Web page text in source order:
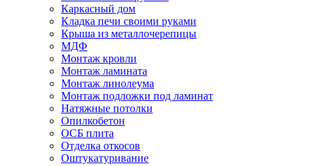
Каркасный дом
Кладка печи своими руками
Крыша из металлочерепицы
МДФ
Монтаж кровли
Монтаж ламината
Монтаж линолеума
Монтаж подложки под ламинат
Натяжные потолки
Опилкобетон
ОСБ плита
Отделка откосов
Оштукатуривание